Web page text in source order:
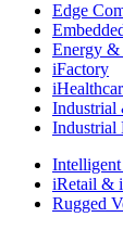
Edge
Energy
iFactory
Industrial
Industrial
Intelligent
iRetail &
Rugged